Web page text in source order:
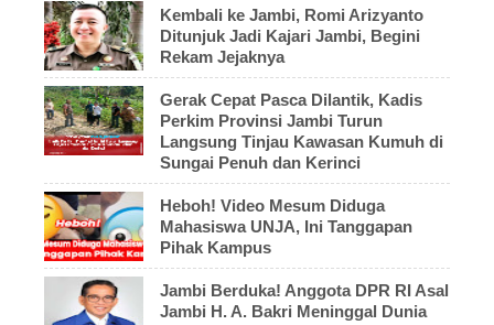
Kembali ke Jambi, Romi Arizyanto
Ditunjuk Jadi Kajari Jambi, Begini
Rekam Jejaknya
Gerak Cepat Pasca Dilantik, Kadis
Perkim Provinsi Jambi Turun
Langsung Tinjau Kawasan Kumuh di
Sungai Penuh dan Kerinci
Heboh! Video Mesum Diduga
Mahasiswa UNJA, Ini Tanggapan
Pihak Kampus
Jambi Berduka! Anggota DPR RI Asal
Jambi H. A. Bakri Meninggal Dunia